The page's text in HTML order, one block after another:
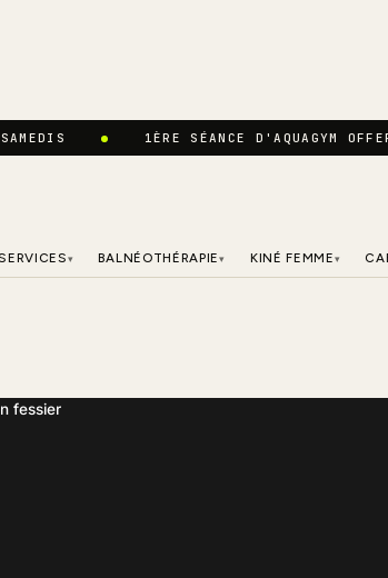
1ÈRE SÉANCE D'AQUAGYM
▾ BALNÉOTHÉRAPIE▾ KINÉ FEMME▾
fessier